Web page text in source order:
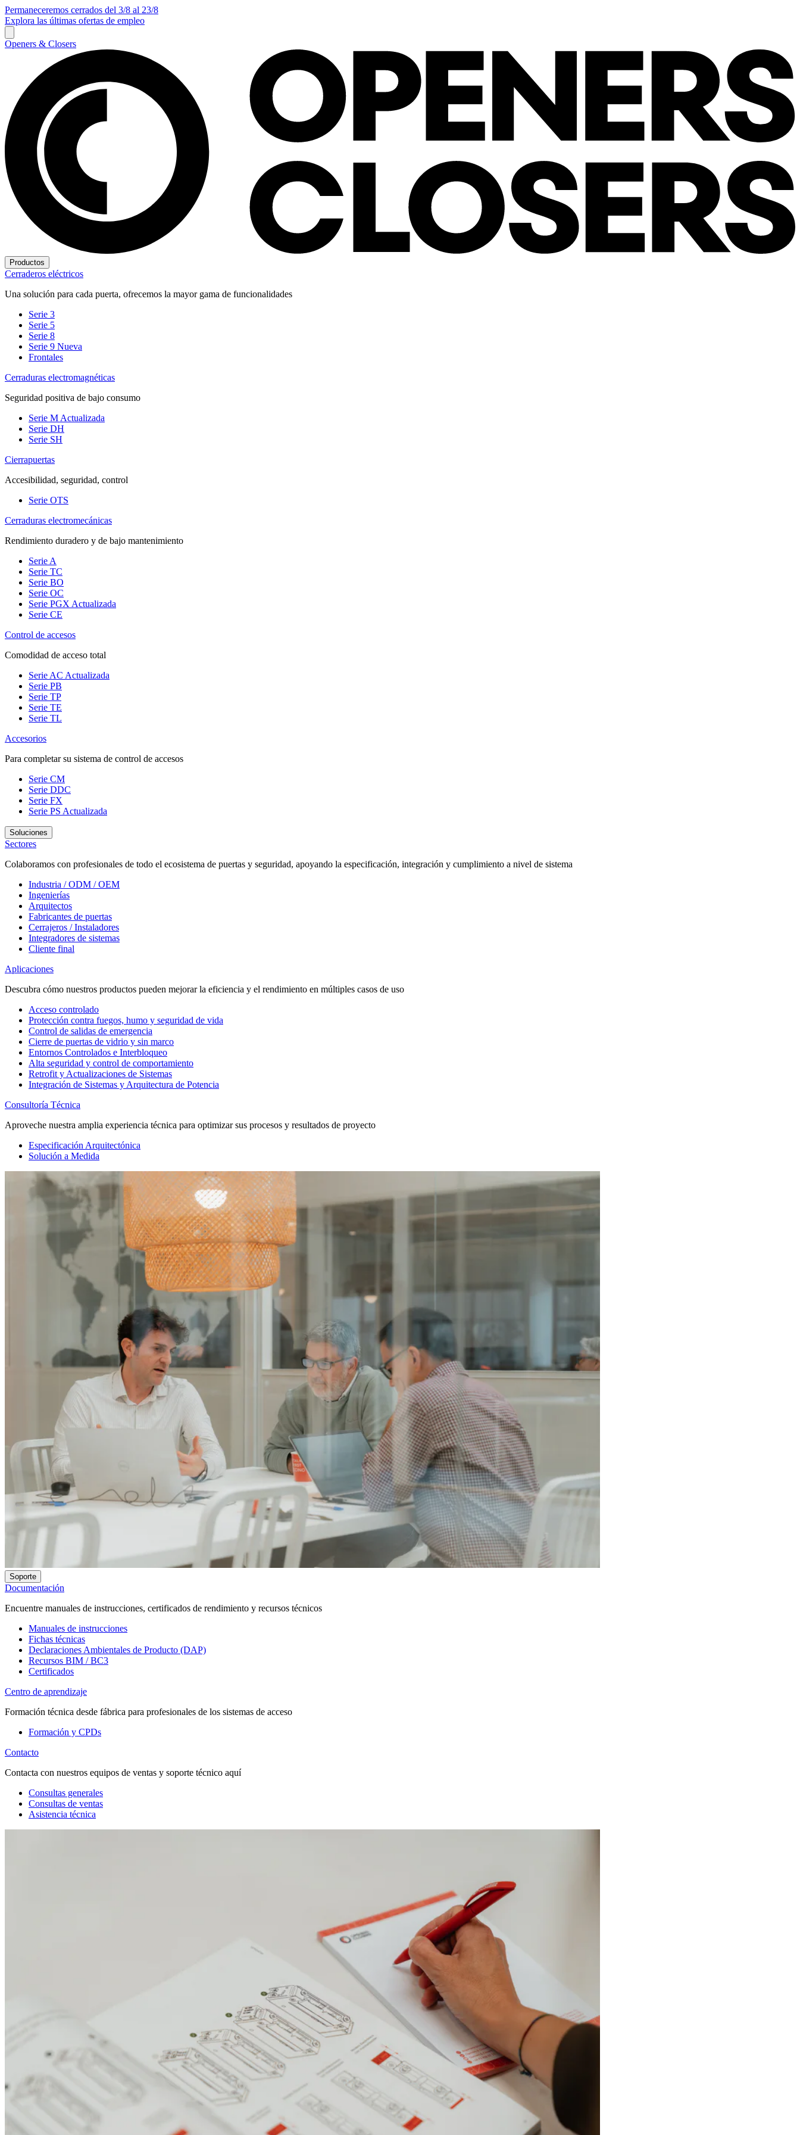
Permaneceremos cerrados del 3/8 al 23/8
Explora las últimas ofertas de empleo
Openers & Closers
Productos
Cerraderos eléctricos
Una solución para cada puerta, ofrecemos la mayor gama de funcionalidades
Serie 3
Serie 5
Serie 8
Serie 9 Nueva
Frontales
Cerraduras electromagnéticas
Seguridad positiva de bajo consumo
Serie M Actualizada
Serie DH
Serie SH
Cierrapuertas
Accesibilidad, seguridad, control
Serie OTS
Cerraduras electromecánicas
Rendimiento duradero y de bajo mantenimiento
Serie A
Serie TC
Serie BO
Serie OC
Serie PGX Actualizada
Serie CE
Control de accesos
Comodidad de acceso total
Serie AC Actualizada
Serie PB
Serie TP
Serie TE
Serie TL
Accesorios
Para completar su sistema de control de accesos
Serie CM
Serie DDC
Serie FX
Serie PS Actualizada
Soluciones
Sectores
Colaboramos con profesionales de todo el ecosistema de puertas y seguridad, apoyando la especificación, integración y cumplimiento a nivel de sistema
Industria / ODM / OEM
Ingenierías
Arquitectos
Fabricantes de puertas
Cerrajeros / Instaladores
Integradores de sistemas
Cliente final
Aplicaciones
Descubra cómo nuestros productos pueden mejorar la eficiencia y el rendimiento en múltiples casos de uso
Acceso controlado
Protección contra fuegos, humo y seguridad de vida
Control de salidas de emergencia
Cierre de puertas de vidrio y sin marco
Entornos Controlados e Interbloqueo
Alta seguridad y control de comportamiento
Retrofit y Actualizaciones de Sistemas
Integración de Sistemas y Arquitectura de Potencia
Consultoría Técnica
Aproveche nuestra amplia experiencia técnica para optimizar sus procesos y resultados de proyecto
Especificación Arquitectónica
Solución a Medida
Soporte
Documentación
Encuentre manuales de instrucciones, certificados de rendimiento y recursos técnicos
Manuales de instrucciones
Fichas técnicas
Declaraciones Ambientales de Producto (DAP)
Recursos BIM / BC3
Certificados
Centro de aprendizaje
Formación técnica desde fábrica para profesionales de los sistemas de acceso
Formación y CPDs
Contacto
Contacta con nuestros equipos de ventas y soporte técnico aquí
Consultas generales
Consultas de ventas
Asistencia técnica